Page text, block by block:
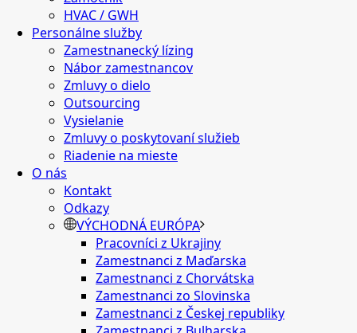
HVAC / GWH
Personálne služby
Zamestnanecký lízing
Nábor zamestnancov
Zmluvy o dielo
Outsourcing
Vysielanie
Zmluvy o poskytovaní služieb
Riadenie na mieste
O nás
Kontakt
Odkazy
VÝCHODNÁ EURÓPA
Pracovníci z Ukrajiny
Zamestnanci z Maďarska
Zamestnanci z Chorvátska
Zamestnanci zo Slovinska
Zamestnanci z Českej republiky